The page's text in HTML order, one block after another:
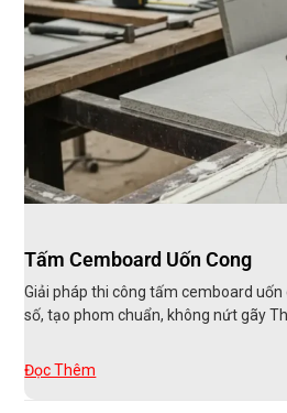
Tấm Cemboard Uốn Cong
Giải pháp thi công tấm cemboard uốn
số, tạo phom chuẩn, không nứt gãy
Đọc Thêm